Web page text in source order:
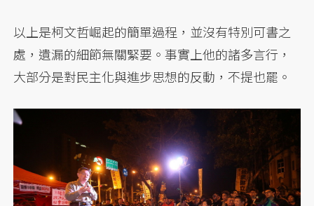
以上是柯文哲崛起的簡單過程，並沒有特別可書之
處，遺漏的細節無關緊要。事實上他的諸多言行，
大部分是對民主化與進步思想的反動，不提也罷。